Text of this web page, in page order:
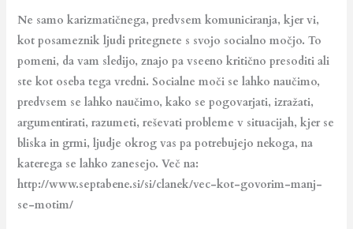
Ne samo karizmatičnega, predvsem komuniciranja, kjer vi,
kot posameznik ljudi pritegnete s svojo socialno močjo. To
pomeni, da vam sledijo, znajo pa vseeno kritično presoditi ali
ste kot oseba tega vredni. Socialne moči se lahko naučimo,
predvsem se lahko naučimo, kako se pogovarjati, izražati,
argumentirati, razumeti, reševati probleme v situacijah, kjer se
bliska in grmi, ljudje okrog vas pa potrebujejo nekoga, na
katerega se lahko zanesejo. Več na:
http://www.septabene.si/si/clanek/vec-kot-govorim-manj-
se-motim/
komuniciranja